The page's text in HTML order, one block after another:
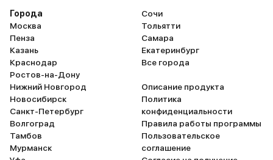
Города
Москва
Пенза
Казань
Краснодар
Ростов-на-Дону
Нижний Новгород
Новосибирск
Санкт-Петербург
Волгоград
Тамбов
Мурманск
Сочи
Тольятти
Самара
Екатеринбург
Все города
Описание продукта
Политика
конфиденциальности
Правила работы программы
Пользовательское
соглашение